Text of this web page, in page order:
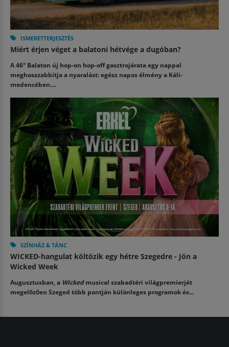
ISMERETTERJESZTÉS
Miért érjen véget a balatoni hétvége a dugóban?
A 46° Balaton új hop-on hop-off gasztrojárata egy nappal
meghosszabbítja a nyaralást: egész napos élmény a Káli-
medencében....
SZÍNHÁZ & TÁNC
WICKED-hangulat költözik egy hétre Szegedre - Jön a
Wicked Week
Augusztusban, a Wickedmusical szabadtéri világpremierjét
megelőzően Szeged több pontján különleges programok és...